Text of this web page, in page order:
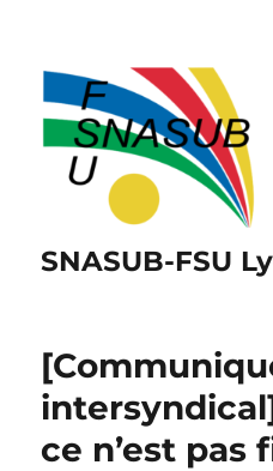
SNASUB-FSU
ce n’est pas